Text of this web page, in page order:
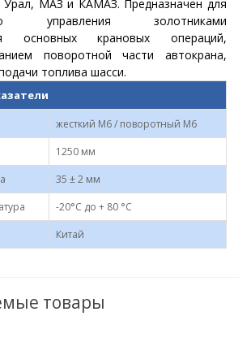
Урал, МАЗ и КАМАЗ. Предназначен для
управления золотниками
основных крановых операций,
поворотной части автокрана,
топлива шасси.
жесткий М6 / поворотный М6
1250 мм
35 ± 2 мм
-20°C до + 80 °C
Китай
товары